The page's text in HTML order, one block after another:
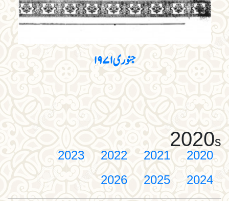
جنوری۱۹۷۱
2020s
2020
2021
2022
2023
2024
2025
2026